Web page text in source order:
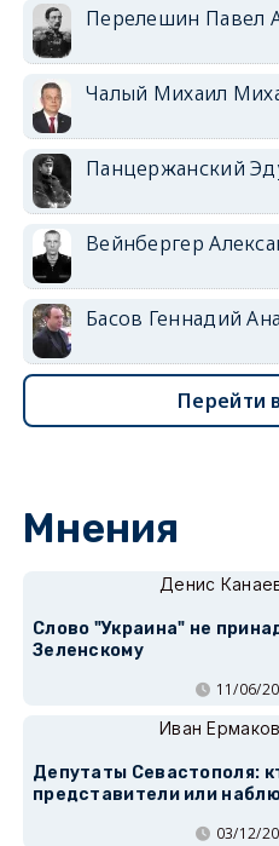
Перелешин Павел
Чалый Михаил
Панцержанский
Вейнбергер
Басов Геннадий
Перейти
Мнения
Денис
Слово "Украина" не
Зеленскому
11/06/
Иван Ермаков
Депутаты Севастополя:
представители или
03/12/